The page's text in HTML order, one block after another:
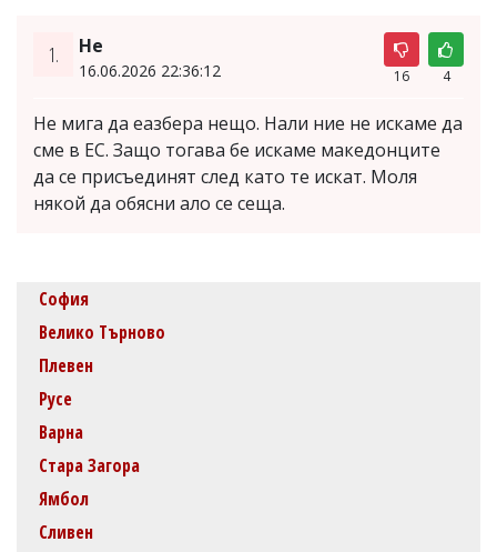
1. Не
16.06.2026 22:36:12 16 4
Не мига да еазбера нещо. Нали ние не искаме да
сме в ЕС. Защо тогава бе искаме македонците
да се присъединят след като те искат. Моля
някой да обясни ало се сеща.
София
Велико Търново
Плевен
Русе
Варна
Стара Загора
Ямбол
Сливен